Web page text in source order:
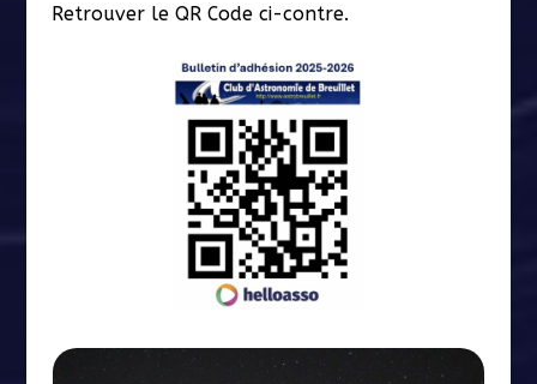
Retrouver le QR Code ci-contre.